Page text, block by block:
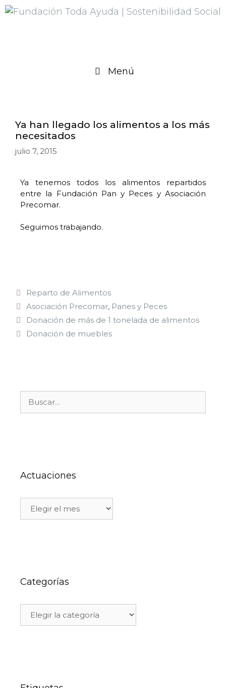
Menú
Ya han llegado los alimentos a los más
necesitados
julio 7, 2015
Ya tenemos todos los alimentos repartidos
entre la Fundación Pan y Peces y Asociación
Precomar.
Seguimos trabajando.
Reparto de Alimentos
Asociación Precomar, Panes y Peces
Donación de más de 1 tonelada de alimentos
Donación de muebles
Actuaciones
Categorías